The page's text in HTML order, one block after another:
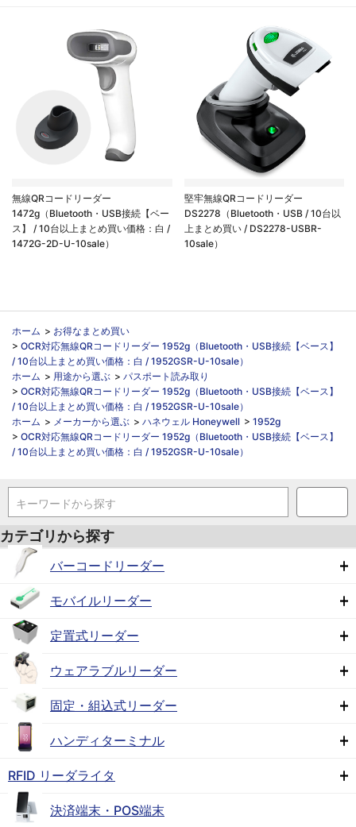
無線QRコードリーダー
1472g（Bluetooth・USB接続【ベー
ス】 / 10台以上まとめ買い価格：白 /
1472G-2D-U-10sale）
堅牢無線QRコードリーダー
DS2278（Bluetooth・USB / 10台以
上まとめ買い / DS2278-USBR-
10sale）
ホーム > お得なまとめ買い
> OCR対応無線QRコードリーダー 1952g（Bluetooth・USB接続【ベース】
/ 10台以上まとめ買い価格：白 / 1952GSR-U-10sale）
ホーム > 用途から選ぶ > パスポート読み取り
> OCR対応無線QRコードリーダー 1952g（Bluetooth・USB接続【ベース】
/ 10台以上まとめ買い価格：白 / 1952GSR-U-10sale）
ホーム > メーカーから選ぶ > ハネウェル Honeywell > 1952g
> OCR対応無線QRコードリーダー 1952g（Bluetooth・USB接続【ベース】
/ 10台以上まとめ買い価格：白 / 1952GSR-U-10sale）
キーワードから探す
カテゴリから探す
バーコードリーダー
モバイルリーダー
定置式リーダー
ウェアラブルリーダー
固定・組込式リーダー
ハンディターミナル
RFID リーダライタ
決済端末・POS端末